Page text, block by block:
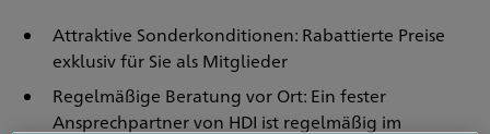
Attraktive Sonderkonditionen: Rabattierte Preise
exklusiv für Sie als Mitglieder
Regelmäßige Beratung vor Ort: Ein fester
Ansprechpartner von HDI ist regelmäßig im